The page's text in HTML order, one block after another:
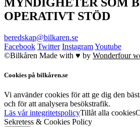
OPERATIVT STÖD
beredskap@bilkaren.se
Facebook Twitter InstagramYoutube
©Bilkåren Made with ♥ by Wonderfour
Cookies på bilkåren.se
Vi använder cookies för att ge dig den
och för att analysera besökstrafik.
Läs vår integritetspolicyTillåt alla cookies
Sekretess & Cookies Policy